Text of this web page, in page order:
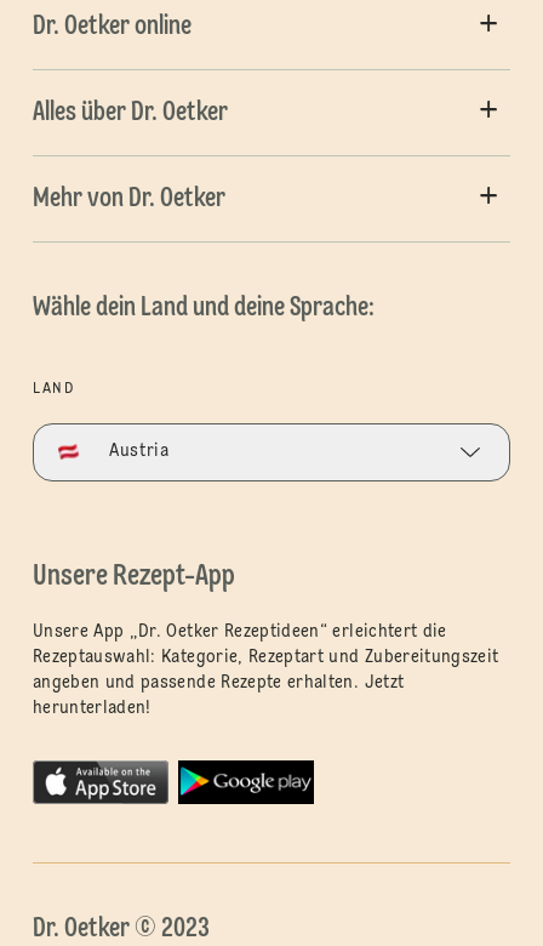
Dr. Oetker online
Alles über Dr. Oetker
Mehr von Dr. Oetker
Wähle dein Land und deine Sprache:
LAND
Austria
Unsere Rezept-App
Unsere App „Dr. Oetker Rezeptideen“ erleichtert die
Rezeptauswahl: Kategorie, Rezeptart und Zubereitungszeit
angeben und passende Rezepte erhalten. Jetzt
herunterladen!
Dr. Oetker © 2023